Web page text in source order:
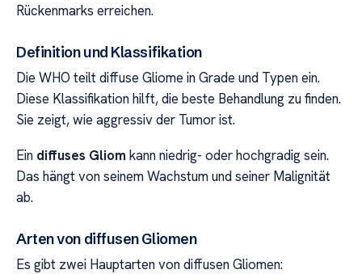
Rückenmarks erreichen.
Definition und Klassifikation
Die WHO teilt diffuse Gliome in Grade und Typen ein.
Diese Klassifikation hilft, die beste Behandlung zu finden.
Sie zeigt, wie aggressiv der Tumor ist.
Ein diffuses Gliom kann niedrig- oder hochgradig sein.
Das hängt von seinem Wachstum und seiner Malignität
ab.
Arten von diffusen Gliomen
Es gibt zwei Hauptarten von diffusen Gliomen: